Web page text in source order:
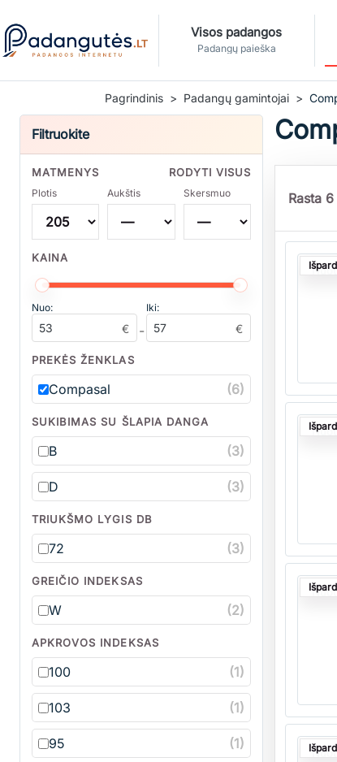
Visos padangos
Padangų paieška
Pagrindinis Padangų gamintojai
Filtruokite
MATMENYS RODYTI VISUS
Plotis Aukštis Skersmuo
KAINA
Nuo:
€ -
Iki:
€
PREKĖS ŽENKLAS
Compasal (6)
SUKIBIMAS SU ŠLAPIA DANGA
B (3)
D (3)
TRIUKŠMO LYGIS DB
72 (3)
GREIČIO INDEKSAS
W (2)
APKROVOS INDEKSAS
100 (1)
103 (1)
95 (1)
Rasta
Kiekis
Kiekis
Kiekis
Kiekis